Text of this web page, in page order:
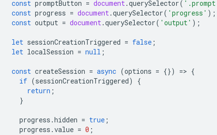
const promptButton = document.querySelector(
const progress = document.querySelector( 'progress' );
const output = document.querySelector( 'output' );
let sessionCreationTriggered = false ;
let localSession = null ;
const createSession = async (options = {}) => {
if (sessionCreationTriggered)
{
return ;
}
progress .hidden = true ;
progress .value = 0 ;